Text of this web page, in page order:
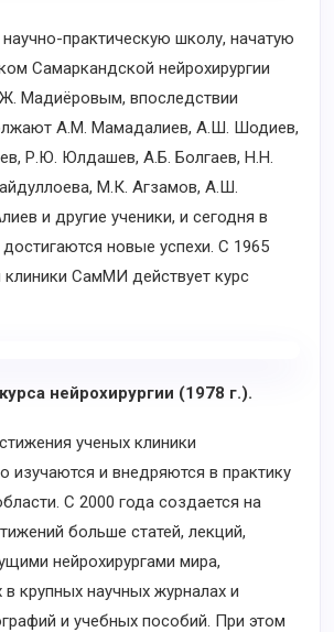
практическую школу, начатую
Самаркандской нейрохирургии
Мадиёровым, впоследствии
А.М. Мамадалиев, А.Ш. Шодиев,
Р.Ю. Юлдашев, А.Б. Болгаев, Н.Н.
М.К. Агзамов, А.Ш.
и другие ученики, и сегодня в
новые успехи. С 1965
клиники СамМИ действует курс
нейрохирургии (1978 г.).
ученых клиники
изучаются и внедряются в практику
С 2000 года создается на
больше статей, лекций,
нейрохирургами мира,
крупных научных журналах и
и учебных пособий. При этом